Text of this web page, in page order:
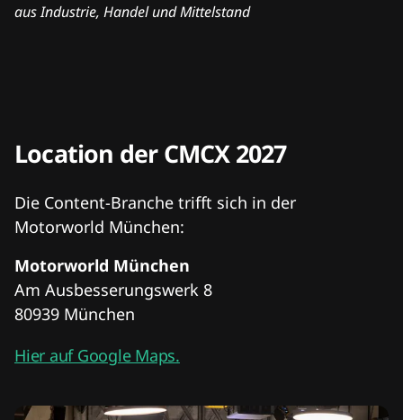
aus Industrie, Handel und Mittelstand
Location der CMCX 2027
Die Content-Branche trifft sich in der
Motorworld München:
Motorworld München
Am Ausbesserungswerk 8
80939 München
Hier auf Google Maps.